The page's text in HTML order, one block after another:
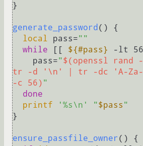
}
generate_password () {
local pass=""
while [[ ${#pass} -lt
    pass=
"$(openssl rand -
tr -d '\n' | tr -dc 'A-Za-
-c 56) "
done
printf
'%s\n' "$pass "
}
ensure_passfile_owner () {